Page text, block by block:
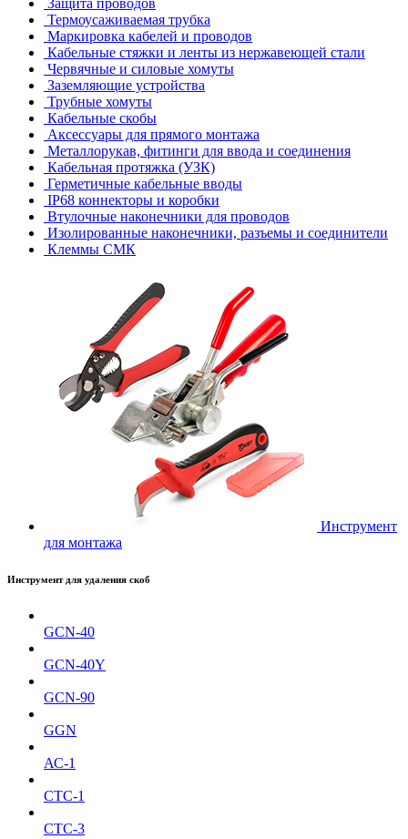
Защита проводов
Термоусаживаемая трубка
Маркировка кабелей и проводов
Кабельные стяжки и ленты из нержавеющей стали
Червячные и силовые хомуты
Заземляющие устройства
Трубные хомуты
Кабельные скобы
Аксессуары для прямого монтажа
Металлорукав, фитинги для ввода и соединения
Кабельная протяжка (УЗК)
Герметичные кабельные вводы
IP68 коннекторы и коробки
Втулочные наконечники для проводов
Изолированные наконечники, разъемы и соединители
Клеммы СМК
Инструмент
для монтажа
Инструмент для удаления скоб
GCN-40
GCN-40Y
GCN-90
GGN
АС-1
СТС-1
СТС-3